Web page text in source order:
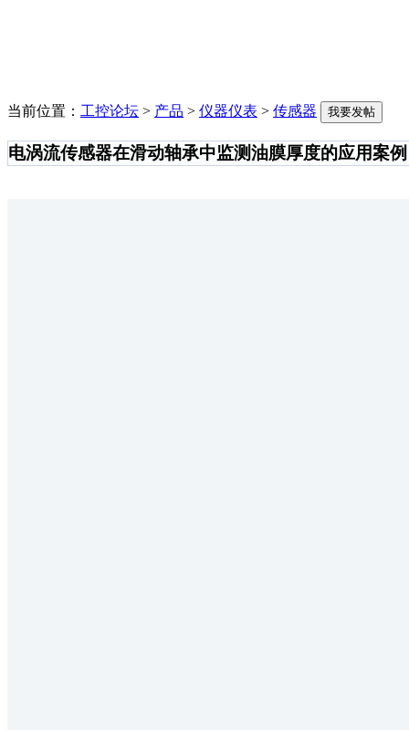
当前位置： 工控论坛 > 产品 > 仪器仪表 > 传感器 我要发帖
电涡流传感器在滑动轴承中监测油膜厚度的应用案例